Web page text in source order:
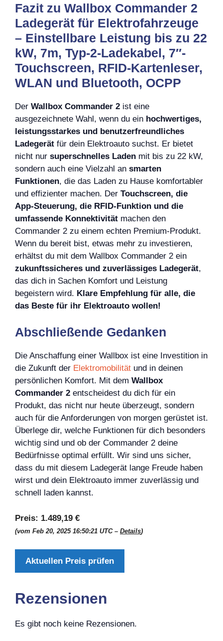
Fazit zu Wallbox Commander 2
Ladegerät für Elektrofahrzeuge
– Einstellbare Leistung bis zu 22
kW, 7m, Typ-2-Ladekabel, 7″-
Touchscreen, RFID-Kartenleser,
WLAN und Bluetooth, OCPP
Der Wallbox Commander 2 ist eine
ausgezeichnete Wahl, wenn du ein hochwertiges,
leistungsstarkes und benutzerfreundliches
Ladegerät für dein Elektroauto suchst. Er bietet
nicht nur superschnelles Laden mit bis zu 22 kW,
sondern auch eine Vielzahl an smarten
Funktionen, die das Laden zu Hause komfortabler
und effizienter machen. Der Touchscreen, die
App-Steuerung, die RFID-Funktion und die
umfassende Konnektivität machen den
Commander 2 zu einem echten Premium-Produkt.
Wenn du bereit bist, etwas mehr zu investieren,
erhältst du mit dem Wallbox Commander 2 ein
zukunftssicheres und zuverlässiges Ladegerät,
das dich in Sachen Komfort und Leistung
begeistern wird. Klare Empfehlung für alle, die
das Beste für ihr Elektroauto wollen!
Abschließende Gedanken
Die Anschaffung einer Wallbox ist eine Investition in
die Zukunft der Elektromobilität und in deinen
persönlichen Komfort. Mit dem Wallbox
Commander 2 entscheidest du dich für ein
Produkt, das nicht nur heute überzeugt, sondern
auch für die Anforderungen von morgen gerüstet ist.
Überlege dir, welche Funktionen für dich besonders
wichtig sind und ob der Commander 2 deine
Bedürfnisse optimal erfüllt. Wir sind uns sicher,
dass du mit diesem Ladegerät lange Freude haben
wirst und dein Elektroauto immer zuverlässig und
schnell laden kannst.
Preis: 1.489,19 €
(vom Feb 20, 2025 16:50:21 UTC – Details)
Aktuellen Preis prüfen
Rezensionen
Es gibt noch keine Rezensionen.